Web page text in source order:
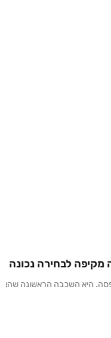
לבחירה נכונה
השכבה הראשונה שהצרכן